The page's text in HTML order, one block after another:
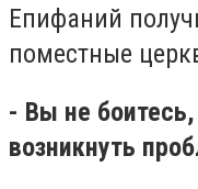
Епифаний
поместные
- Вы не
возникнуть